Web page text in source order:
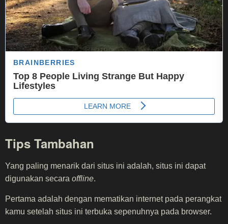
Tips Tambahan
Yang paling menarik dari situs ini adalah, situs ini dapat
digunakan secara offline.
Pertama adalah dengan mematikan internet pada perangkat
kamu setelah situs ini terbuka sepenuhnya pada browser.